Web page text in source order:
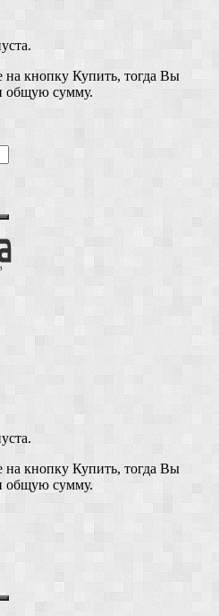
кнопку Купить, тогда Вы
общую сумму.
кнопку Купить, тогда Вы
общую сумму.